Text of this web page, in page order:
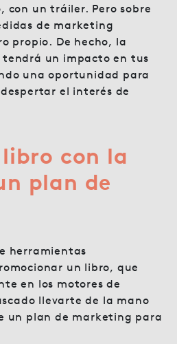
con un tráiler. Pero sobre
de marketing
propio. De hecho, la
un impacto en tus
una oportunidad para
el interés de
con la
plan de
herramientas
un libro, que
en los motores de
llevarte de la mano
un plan de marketing para